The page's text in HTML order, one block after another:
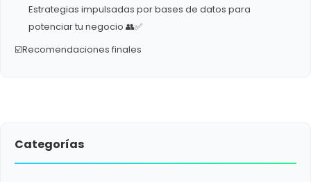
Estrategias impulsadas por bases de datos para
potenciar tu negocio 👥✅
☑️Recomendaciones finales
Categorías